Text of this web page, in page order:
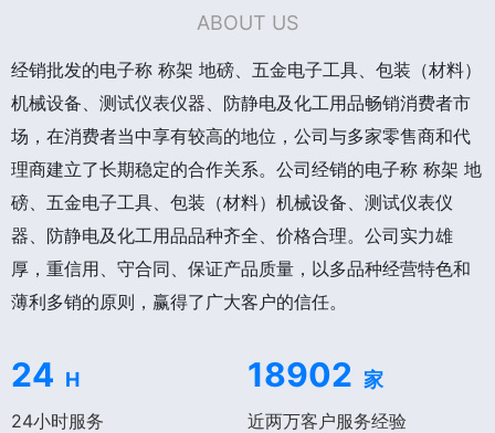
ABOUT US
经销批发的电子称 称架 地磅、五金电子工具、包装（材料）
机械设备、测试仪表仪器、防静电及化工用品畅销消费者市
场，在消费者当中享有较高的地位，公司与多家零售商和代
理商建立了长期稳定的合作关系。公司经销的电子称 称架 地
磅、五金电子工具、包装（材料）机械设备、测试仪表仪
器、防静电及化工用品品种齐全、价格合理。公司实力雄
厚，重信用、守合同、保证产品质量，以多品种经营特色和
薄利多销的原则，赢得了广大客户的信任。
24 H
24小时服务
18902 家
近两万客户服务经验